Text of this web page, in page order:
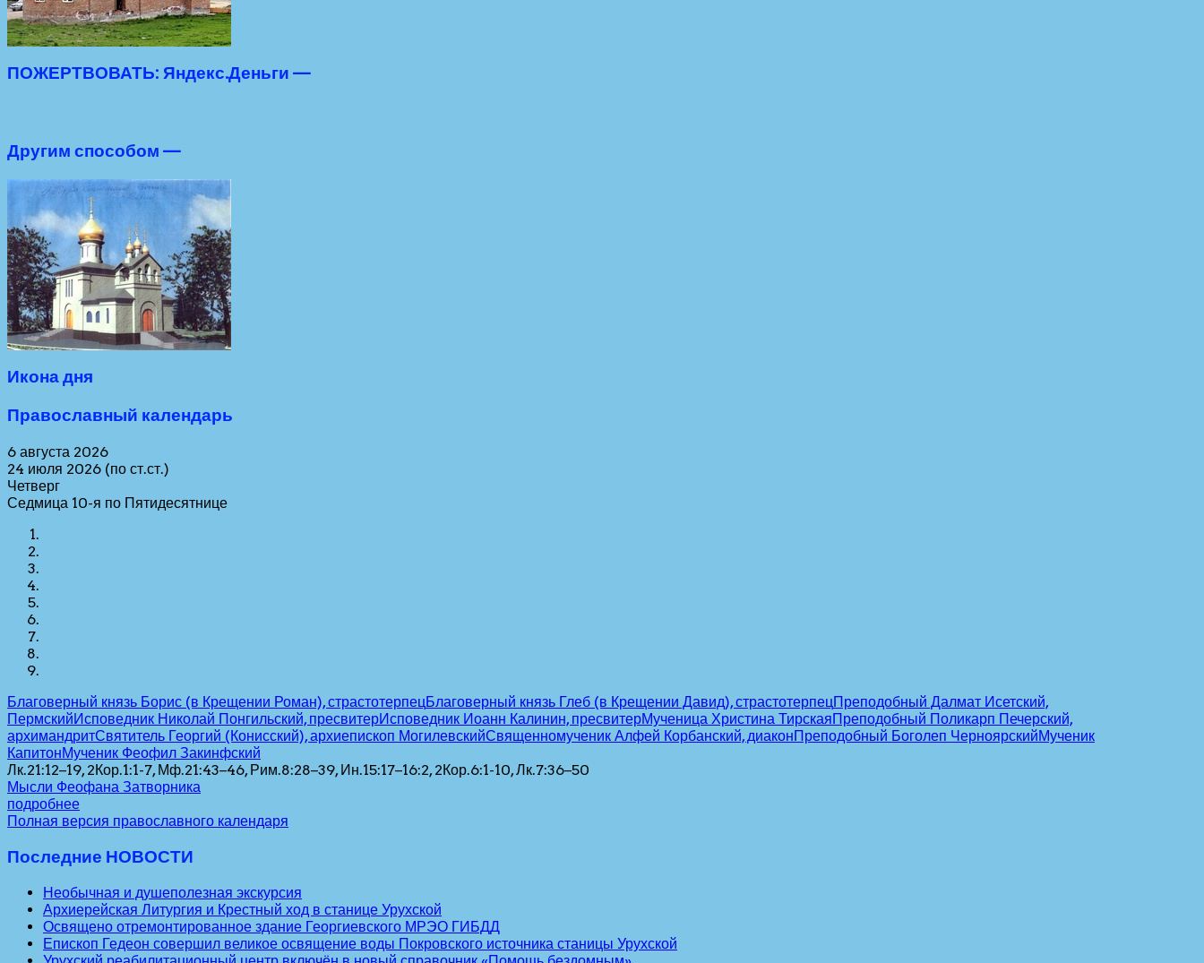
ПОЖЕРТВОВАТЬ: Яндекс.Деньги —
Другим способом —
Икона дня
Православный календарь
6 августа 2026
24 июля 2026 (по ст.ст.)
Четверг
Седмица 10-я по Пятидесятнице
Благоверный князь Борис (в Крещении Роман), страстотерпецБлаговерный князь Глеб (в Крещении Давид), страстотерпецПреподобный Далмат Исетский,
ПермскийИсповедник Николай Понгильский, пресвитерИсповедник Иоанн Калинин, пресвитерМученица Христина ТирскаяПреподобный Поликарп Печерский,
архимандритСвятитель Георгий (Конисский), архиепископ МогилевскийСвященномученик Алфей Корбанский, диаконПреподобный Боголеп ЧерноярскийМученик
КапитонМученик Феофил Закинфский
Лк.21:12–19, 2Кор.1:1-7, Мф.21:43–46, Рим.8:28–39, Ин.15:17–16:2, 2Кор.6:1-10, Лк.7:36–50
Мысли Феофана Затворника
подробнее
Полная версия православного календаря
Последние НОВОСТИ
Необычная и душеполезная экскурсия
Архиерейская Литургия и Крестный ход в станице Урухской
Освящено отремонтированное здание Георгиевского МРЭО ГИБДД
Епископ Гедеон совершил великое освящение воды Покровского источника станицы Урухской